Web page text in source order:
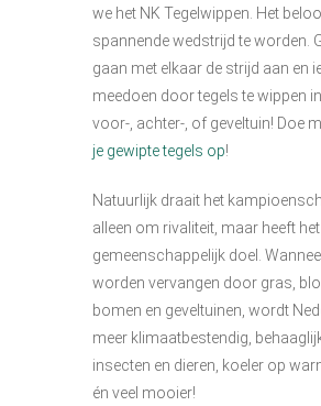
we het NK Tegelwippen. Het
spannende wedstrijd te worden.
gaan met elkaar de strijd aan en
meedoen door tegels te wippen in
voor-, achter-, of geveltuin! Doe
je gewipte tegels op!
Natuurlijk draait het
alleen om rivaliteit, maar heeft
gemeenschappelijk doel.
worden vervangen door gras,
bomen en geveltuinen, wordt
meer klimaatbestendig,
insecten en dieren, koeler op
én veel mooier!